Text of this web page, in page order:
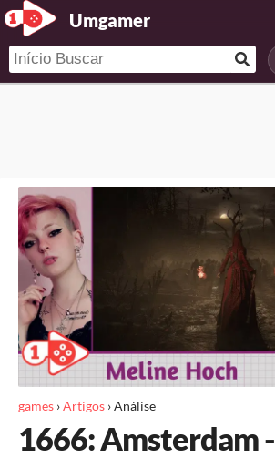
Umgamer
games ›Artigos ›Análise
1666: Amsterdam -